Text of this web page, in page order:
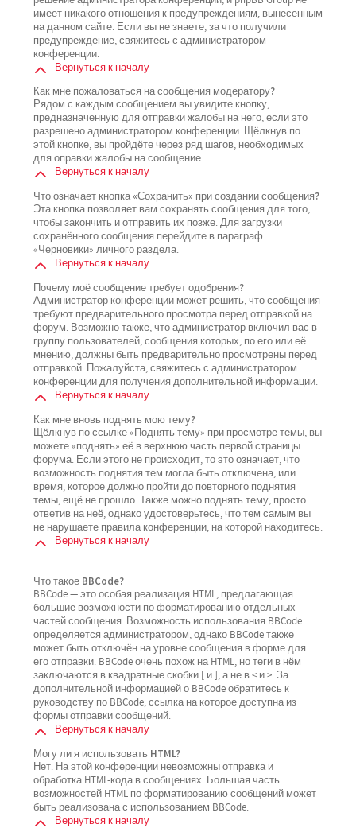
имеет никакого отношения к предупреждениям, вынесенным
на данном сайте. Если вы не знаете, за что получили
предупреждение, свяжитесь с администратором
конференции.
Вернуться к началу
Как мне пожаловаться на сообщения модератору?
Рядом с каждым сообщением вы увидите кнопку,
предназначенную для отправки жалобы на него, если это
разрешено администратором конференции. Щёлкнув по
этой кнопке, вы пройдёте через ряд шагов, необходимых
для оправки жалобы на сообщение.
Вернуться к началу
Что означает кнопка «Сохранить» при создании сообщения?
Эта кнопка позволяет вам сохранять сообщения для того,
чтобы закончить и отправить их позже. Для загрузки
сохранённого сообщения перейдите в параграф
«Черновики» личного раздела.
Вернуться к началу
Почему моё сообщение требует одобрения?
Администратор конференции может решить, что сообщения
требуют предварительного просмотра перед отправкой на
форум. Возможно также, что администратор включил вас в
группу пользователей, сообщения которых, по его или её
мнению, должны быть предварительно просмотрены перед
отправкой. Пожалуйста, свяжитесь с администратором
конференции для получения дополнительной информации.
Вернуться к началу
Как мне вновь поднять мою тему?
Щёлкнув по ссылке «Поднять тему» при просмотре темы, вы
можете «поднять» её в верхнюю часть первой страницы
форума. Если этого не происходит, то это означает, что
возможность поднятия тем могла быть отключена, или
время, которое должно пройти до повторного поднятия
темы, ещё не прошло. Также можно поднять тему, просто
ответив на неё, однако удостоверьтесь, что тем самым вы
не нарушаете правила конференции, на которой находитесь.
Вернуться к началу
Что такое BBCode?
BBCode — это особая реализация HTML, предлагающая
большие возможности по форматированию отдельных
частей сообщения. Возможность использования BBCode
определяется администратором, однако BBCode также
может быть отключён на уровне сообщения в форме для
его отправки. BBCode очень похож на HTML, но теги в нём
заключаются в квадратные скобки [ и ], а не в < и >. За
дополнительной информацией о BBCode обратитесь к
руководству по BBCode, ссылка на которое доступна из
формы отправки сообщений.
Вернуться к началу
Могу ли я использовать HTML?
Нет. На этой конференции невозможны отправка и
обработка HTML-кода в сообщениях. Большая часть
возможностей HTML по форматированию сообщений может
быть реализована с использованием BBCode.
Вернуться к началу